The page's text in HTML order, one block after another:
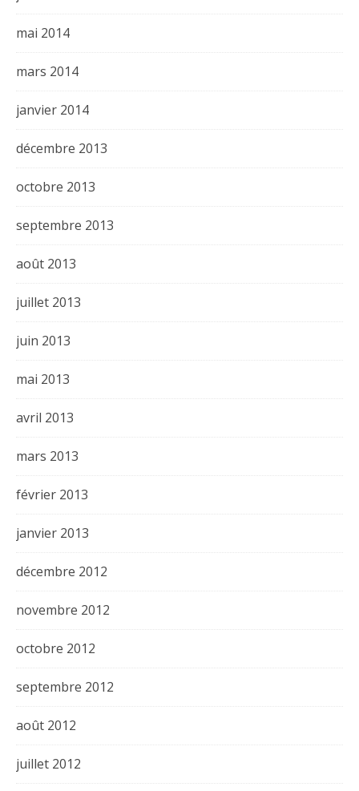
mai 2014
mars 2014
janvier 2014
décembre 2013
octobre 2013
septembre 2013
août 2013
juillet 2013
juin 2013
mai 2013
avril 2013
mars 2013
février 2013
janvier 2013
décembre 2012
novembre 2012
octobre 2012
septembre 2012
août 2012
juillet 2012